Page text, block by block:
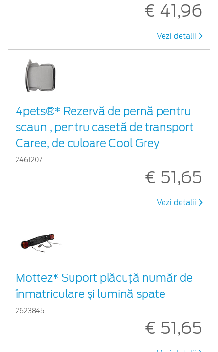
€ 41,96
Vezi detalii
4pets®* Rezervă de pernă pentru
scaun , pentru casetă de transport
Caree, de culoare Cool Grey
2461207
€ 51,65
Vezi detalii
Mottez* Suport plăcuță număr de
înmatriculare și lumină spate
2623845
€ 51,65